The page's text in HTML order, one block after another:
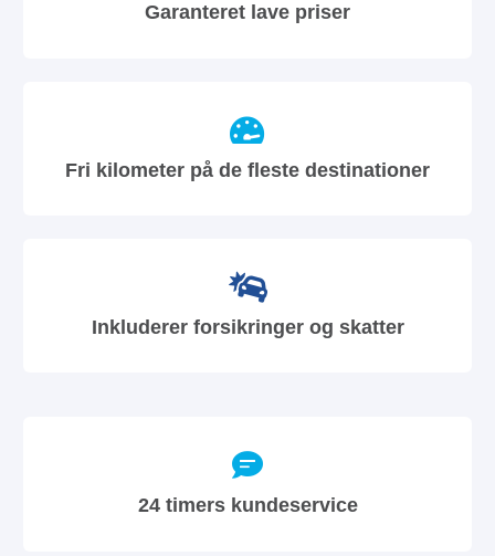
Garanteret lave priser
Fri kilometer på de fleste destinationer
Inkluderer forsikringer og skatter
24 timers kundeservice